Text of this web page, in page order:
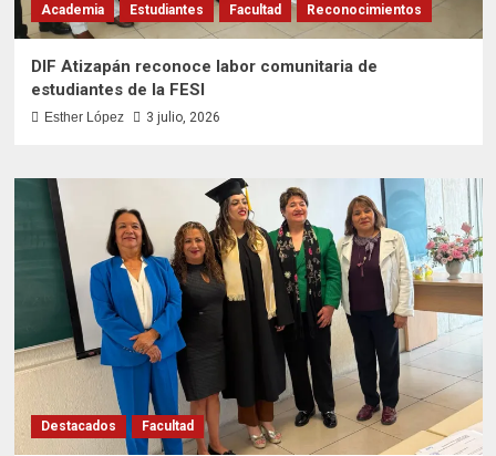
Academia Estudiantes Facultad Reconocimientos
DIF Atizapán reconoce labor comunitaria de
estudiantes de la FESI
Esther López 3 julio, 2026
Destacados Facultad